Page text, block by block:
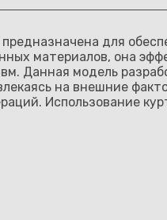
предназначена для
материалов, она
Данная модель
на внешние
Использование